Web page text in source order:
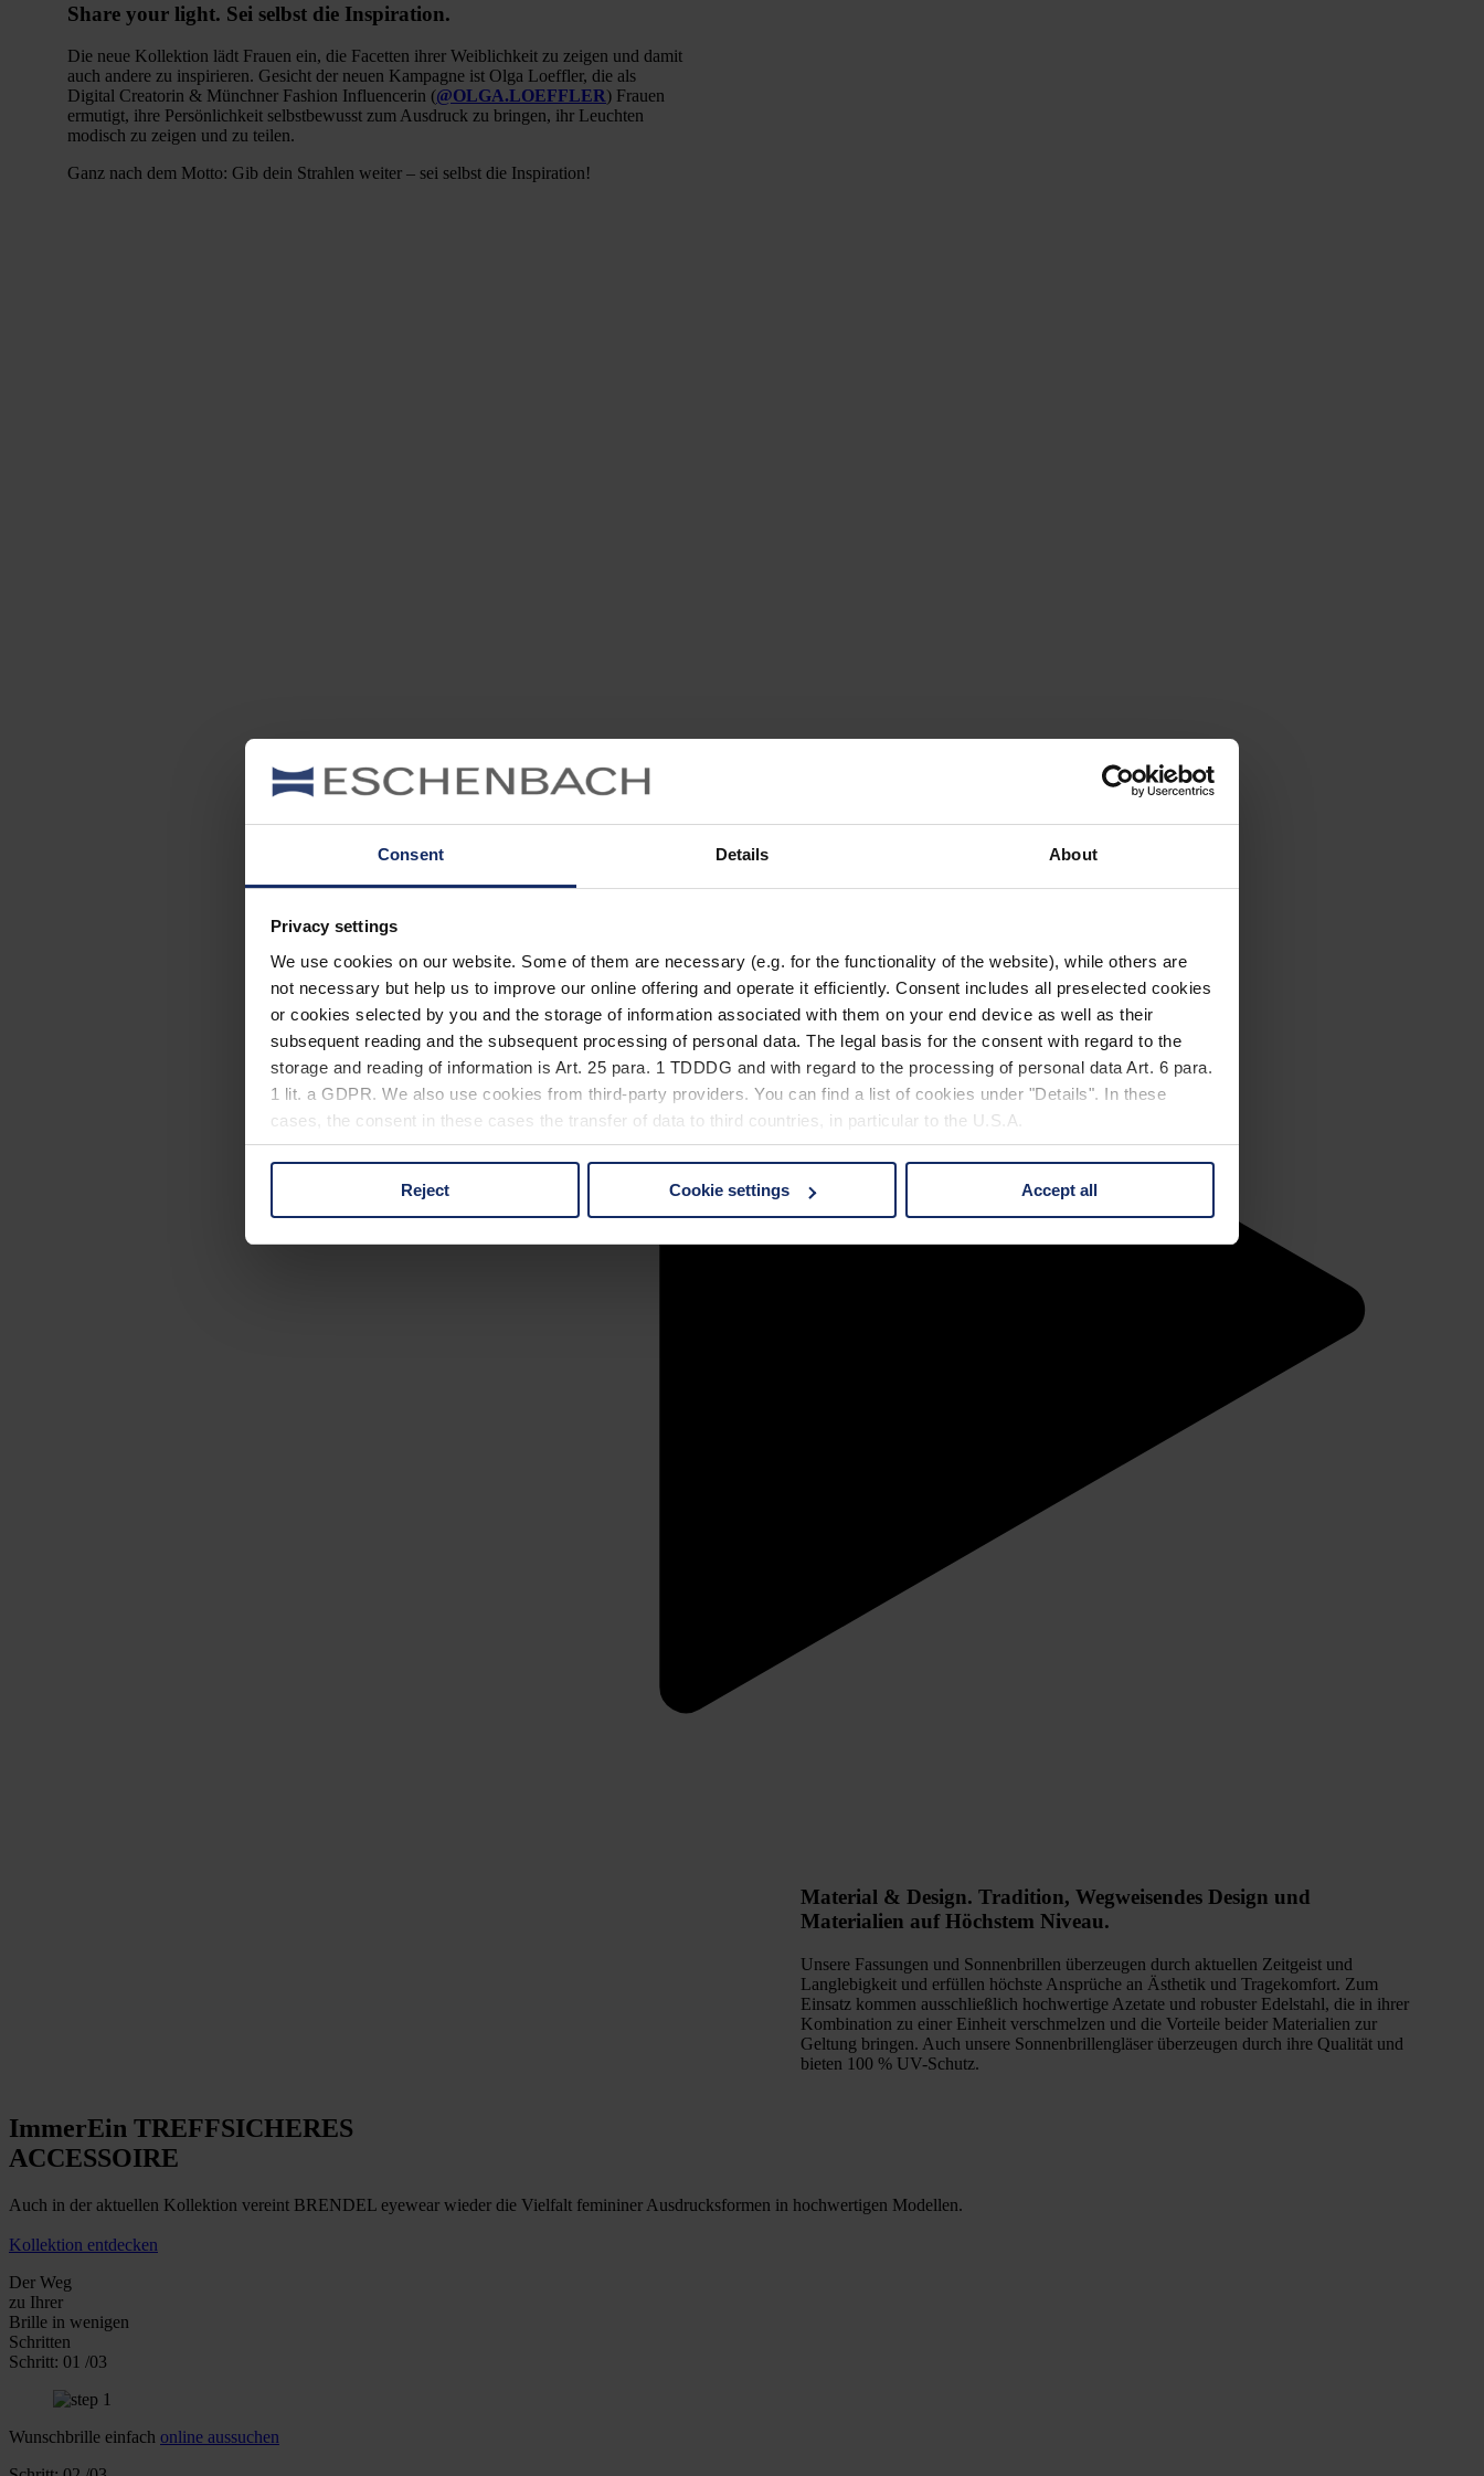
Consent Details About
Privacy settings
We use cookies on our website. Some of them are necessary (e.g. for the functionality of the website), while others are
not necessary but help us to improve our online offering and operate it efficiently. Consent includes all preselected cookies
or cookies selected by you and the storage of information associated with them on your end device as well as their
subsequent reading and the subsequent processing of personal data. The legal basis for the consent with regard to the
storage and reading of information is Art. 25 para. 1 TDDDG and with regard to the processing of personal data Art. 6 para.
1 lit. a GDPR. We also use cookies from third-party providers. You can find a list of cookies under "Details". In these
cases, the consent in these cases the transfer of data to third countries, in particular to the U.S.A.
You can consent to the use of non-essential cookies by clicking on the "Accept all" button or change your mind by clicking
Reject Cookie settings Accept all
Share your light. Sei selbst die Inspiration.
Die neue Kollektion lädt Frauen ein, die Facetten ihrer Weiblichkeit zu zeigen und damit
auch andere zu inspirieren. Gesicht der neuen Kampagne ist Olga Loeffler, die als
Digital Creatorin & Münchner Fashion Influencerin (@OLGA.LOEFFLER) Frauen
ermutigt, ihre Persönlichkeit selbstbewusst zum Ausdruck zu bringen, ihr Leuchten
modisch zu zeigen und zu teilen.
Ganz nach dem Motto: Gib dein Strahlen weiter – sei selbst die Inspiration!
Material & Design. Tradition, Wegweisendes Design und
Materialien auf Höchstem Niveau.
Unsere Fassungen und Sonnenbrillen überzeugen durch aktuellen Zeitgeist und
Langlebigkeit und erfüllen höchste Ansprüche an Ästhetik und Tragekomfort. Zum
Einsatz kommen ausschließlich hochwertige Azetate und robuster Edelstahl, die in ihrer
Kombination zu einer Einheit verschmelzen und die Vorteile beider Materialien zur
Geltung bringen. Auch unsere Sonnenbrillengläser überzeugen durch ihre Qualität und
bieten 100 % UV-Schutz.
ImmerEin TREFFSICHERES
ACCESSOIRE
Auch in der aktuellen Kollektion vereint BRENDEL eyewear wieder die Vielfalt femininer Ausdrucksformen in hochwertigen Modellen.
Kollektion entdecken
Der Weg
zu Ihrer
Brille in wenigen
Schritten
Schritt: 01 /03
Wunschbrille einfach online aussuchen